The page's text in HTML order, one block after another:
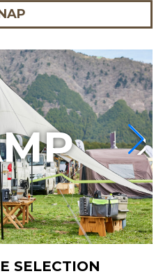
SELECTION